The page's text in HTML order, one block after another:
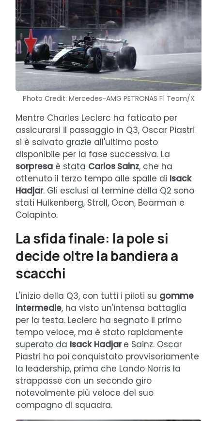
Photo Credit: Mercedes-AMG PETRONAS F1 Team/X
Mentre Charles Leclerc ha faticato per
assicurarsi il passaggio in Q3, Oscar Piastri
si è salvato grazie all'ultimo posto
disponibile per la fase successiva. La
sorpresa è stata Carlos Sainz, che ha
ottenuto il terzo tempo alle spalle di Isack
Hadjar. Gli esclusi al termine della Q2 sono
stati Hulkenberg, Stroll, Ocon, Bearman e
Colapinto.
La sfida finale: la pole si
decide oltre la bandiera a
scacchi
L'inizio della Q3, con tutti i piloti su gomme
intermedie, ha visto un'intensa battaglia
per la testa. Leclerc ha segnato il primo
tempo veloce, ma è stato rapidamente
superato da Isack Hadjare Sainz. Oscar
Piastri ha poi conquistato provvisoriamente
la leadership, prima che Lando Norris la
strappasse con un secondo giro
notevolmente più veloce del suo
compagno di squadra.